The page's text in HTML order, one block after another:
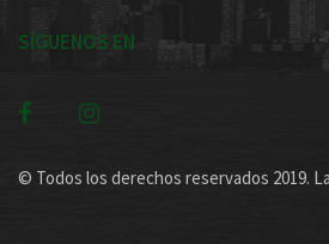
SÍGUENOS EN
© Todos los derechos reservados 2019.